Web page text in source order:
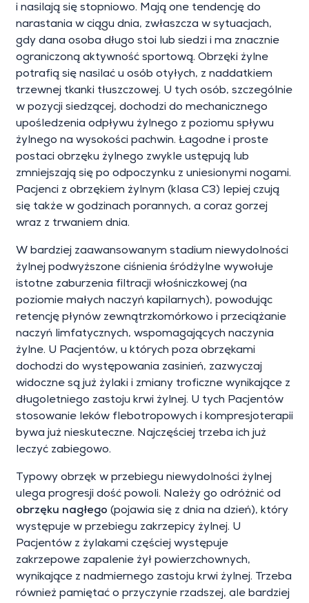
i nasilają się stopniowo. Mają one tendencję do
narastania w ciągu dnia, zwłaszcza w sytuacjach,
gdy dana osoba długo stoi lub siedzi i ma znacznie
ograniczoną aktywność sportową. Obrzęki żylne
potrafią się nasilać u osób otyłych, z naddatkiem
trzewnej tkanki tłuszczowej. U tych osób, szczególnie
w pozycji siedzącej, dochodzi do mechanicznego
upośledzenia odpływu żylnego z poziomu spływu
żylnego na wysokości pachwin. Łagodne i proste
postaci obrzęku żylnego zwykle ustępują lub
zmniejszają się po odpoczynku z uniesionymi nogami.
Pacjenci z obrzękiem żylnym (klasa C3) lepiej czują
się także w godzinach porannych, a coraz gorzej
wraz z trwaniem dnia.
W bardziej zaawansowanym stadium niewydolności
żylnej podwyższone ciśnienia śródżylne wywołuje
istotne zaburzenia filtracji włośniczkowej (na
poziomie małych naczyń kapilarnych), powodując
retencję płynów zewnątrzkomórkowo i przeciążanie
naczyń limfatycznych, wspomagających naczynia
żylne. U Pacjentów, u których poza obrzękami
dochodzi do występowania zasinień, zazwyczaj
widoczne są już żylaki i zmiany troficzne wynikające z
długoletniego zastoju krwi żylnej. U tych Pacjentów
stosowanie leków flebotropowych i kompresjoterapii
bywa już nieskuteczne. Najczęściej trzeba ich już
leczyć zabiegowo.
Typowy obrzęk w przebiegu niewydolności żylnej
ulega progresji dość powoli. Należy go odróżnić od
obrzęku nagłego (pojawia się z dnia na dzień), który
występuje w przebiegu zakrzepicy żylnej. U
Pacjentów z żylakami częściej występuje
zakrzepowe zapalenie żył powierzchownych,
wynikające z nadmiernego zastoju krwi żylnej. Trzeba
również pamiętać o przyczynie rzadszej, ale bardziej